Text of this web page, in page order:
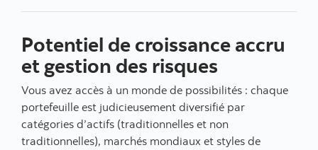
Potentiel de croissance accru
et gestion des risques
Vous avez accès à un monde de possibilités : chaque
portefeuille est judicieusement diversifié par
catégories d’actifs (traditionnelles et non
traditionnelles), marchés mondiaux et styles de